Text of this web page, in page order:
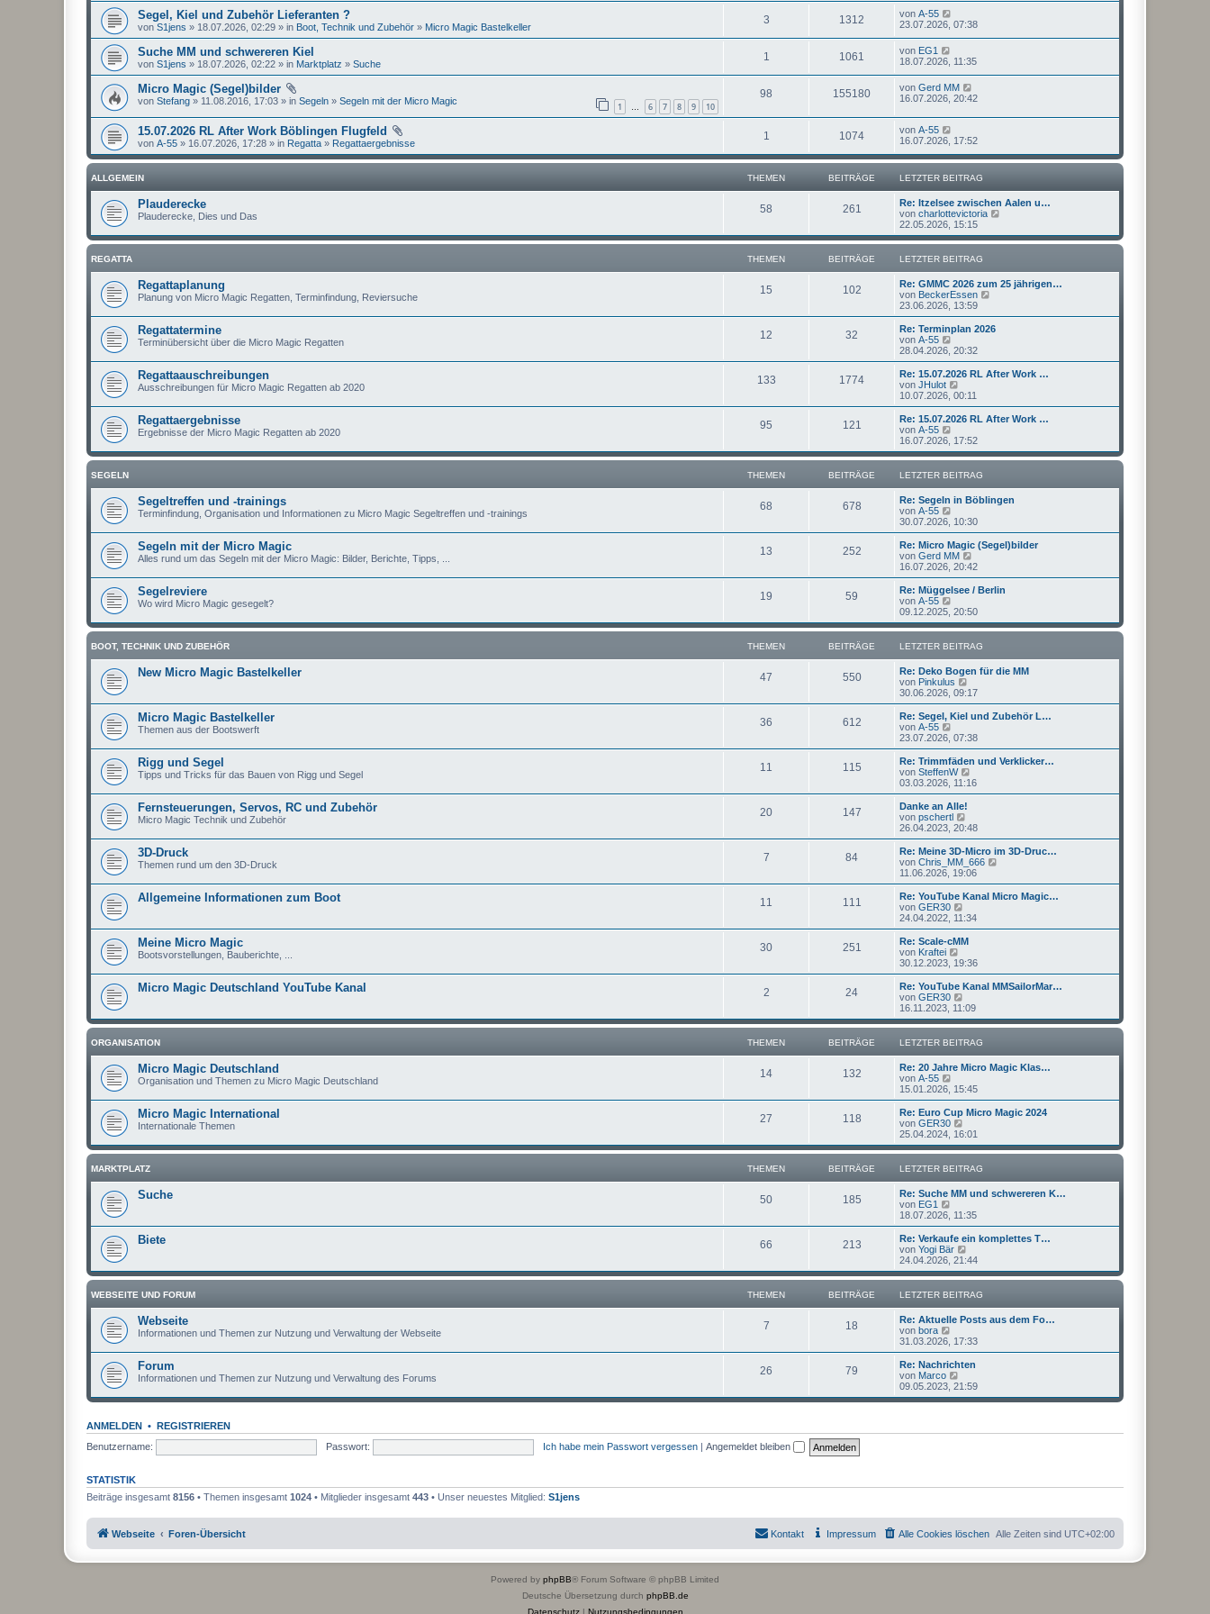
Segel, Kiel und Zubehör Lieferanten ?
von S1jens » 18.07.2026, 02:29 » in Boot, Technik und Zubehör » Micro Magic Bastelkeller
3 1312 von A-55
23.07.2026, 07:38
Suche MM und schwereren Kiel
von S1jens » 18.07.2026, 02:22 » in Marktplatz » Suche
1 1061 von EG1
18.07.2026, 11:35
Micro Magic (Segel)bilder
1 … 6 7 8 9 10
von Stefang » 11.08.2016, 17:03 » in Segeln » Segeln mit der Micro Magic
98 155180 von Gerd MM
16.07.2026, 20:42
15.07.2026 RL After Work Böblingen Flugfeld
von A-55 » 16.07.2026, 17:28 » in Regatta » Regattaergebnisse
1 1074 von A-55
16.07.2026, 17:52
ALLGEMEIN THEMEN BEITRÄGE LETZTER BEITRAG
Plauderecke
Plauderecke, Dies und Das
58 261
Re: Itzelsee zwischen Aalen u…
von charlottevictoria
u
e
r
i
g
22.05.2026, 15:15
REGATTA THEMEN BEITRÄGE LETZTER BEITRAG
Regattaplanung
Planung von Micro Magic Regatten, Terminfindung, Reviersuche
15 102
Re: GMMC 2026 zum 25 jährigen…
von BeckerEssen
u
e
r
B
r
23.06.2026, 13:59
Regattatermine
Terminübersicht über die Micro Magic Regatten
12 32
Re: Terminplan 2026
von A-55
e
u
e
s
t
r
B
e
t
a
g
28.04.2026, 20:32
Regattaauschreibungen
Ausschreibungen für Micro Magic Regatten ab 2020
133 1774
Re: 15.07.2026 RL After Work …
von JHulot
e
u
e
t
r
B
e
i
t
a
g
10.07.2026, 00:11
Regattaergebnisse
Ergebnisse der Micro Magic Regatten ab 2020
95 121
Re: 15.07.2026 RL After Work …
von A-55
e
u
e
s
r
e
i
t
r
a
g
16.07.2026, 17:52
SEGELN THEMEN BEITRÄGE LETZTER BEITRAG
Segeltreffen und -trainings
Terminfindung, Organisation und Informationen zu Micro Magic Segeltreffen und -trainings
68 678
Re: Segeln in Böblingen
von A-55
e
u
e
s
t
r
B
e
i
t
a
g
30.07.2026, 10:30
Segeln mit der Micro Magic
Alles rund um das Segeln mit der Micro Magic: Bilder, Berichte, Tipps, ...
13 252
Re: Micro Magic (Segel)bilder
von Gerd MM
e
u
e
t
r
B
e
i
t
a
g
16.07.2026, 20:42
Segelreviere
Wo wird Micro Magic gesegelt?
19 59
Re: Müggelsee / Berlin
von A-55
e
u
e
s
r
B
e
i
t
a
g
09.12.2025, 20:50
BOOT, TECHNIK UND ZUBEHÖR THEMEN BEITRÄGE LETZTER BEITRAG
New Micro Magic Bastelkeller 47 550
Re: Deko Bogen für die MM
von Pinkulus
e
u
e
t
B
e
i
g
30.06.2026, 09:17
Micro Magic Bastelkeller
Themen aus der Bootswerft
36 612
Re: Segel, Kiel und Zubehör L…
von A-55
e
u
e
s
t
r
B
e
i
r
a
g
23.07.2026, 07:38
Rigg und Segel
Tipps und Tricks für das Bauen von Rigg und Segel
11 115
Re: Trimmfäden und Verklicker…
von SteffenW
e
u
t
r
B
e
i
r
g
03.03.2026, 11:16
Fernsteuerungen, Servos, RC und Zubehör
Micro Magic Technik und Zubehör
20 147
Danke an Alle!
von pschertl
e
u
e
s
t
r
B
e
i
r
g
26.04.2023, 20:48
3D-Druck
Themen rund um den 3D-Druck
7 84
Re: Meine 3D-Micro im 3D-Druc…
von Chris_MM_666
u
e
r
11.06.2026, 19:06
Allgemeine Informationen zum Boot 11 111
Re: YouTube Kanal Micro Magic…
von GER30
e
u
e
t
r
B
e
i
t
a
g
24.04.2022, 11:34
Meine Micro Magic
Bootsvorstellungen, Bauberichte, ...
30 251
Re: Scale-cMM
von Kraftei
e
u
e
s
t
r
B
e
i
t
a
g
30.12.2023, 19:36
Micro Magic Deutschland YouTube Kanal 2 24
Re: YouTube Kanal MMSailorMar…
von GER30
e
u
e
s
r
e
i
t
a
g
16.11.2023, 11:09
ORGANISATION THEMEN BEITRÄGE LETZTER BEITRAG
Micro Magic Deutschland
Organisation und Themen zu Micro Magic Deutschland
14 132
Re: 20 Jahre Micro Magic Klas…
von A-55
e
u
e
s
t
r
B
e
i
t
a
g
15.01.2026, 15:45
Micro Magic International
Internationale Themen
27 118
Re: Euro Cup Micro Magic 2024
von GER30
e
u
e
s
r
e
i
t
r
a
g
25.04.2024, 16:01
MARKTPLATZ THEMEN BEITRÄGE LETZTER BEITRAG
Suche 50 185
Re: Suche MM und schwereren K…
von EG1
e
u
e
s
t
r
B
e
i
t
a
g
18.07.2026, 11:35
Biete 66 213
Re: Verkaufe ein komplettes T…
von Yogi Bär
e
u
e
s
r
e
i
t
a
g
24.04.2026, 21:44
WEBSEITE UND FORUM THEMEN BEITRÄGE LETZTER BEITRAG
Webseite
Informationen und Themen zur Nutzung und Verwaltung der Webseite
7 18
Re: Aktuelle Posts aus dem Fo…
von bora
e
u
e
s
t
r
i
31.03.2026, 17:33
Forum
Informationen und Themen zur Nutzung und Verwaltung des Forums
26 79
Re: Nachrichten
von Marco
e
u
09.05.2023, 21:59
ANMELDEN • REGISTRIEREN
Benutzername:
Passwort: Ich habe mein Passwort vergessen | Angemeldet bleiben
STATISTIK
Beiträge insgesamt 8156 • Themen insgesamt 1024 • Mitglieder insgesamt 443 • Unser neuestes Mitglied: S1jens
Webseite Foren-Übersicht Alle Zeiten sind UTC+02:00
Alle Cookies löschen
Impressum
Kontakt
Powered by phpBB® Forum Software © phpBB Limited
Deutsche Übersetzung durch phpBB.de
Datenschutz| Nutzungsbedingungen